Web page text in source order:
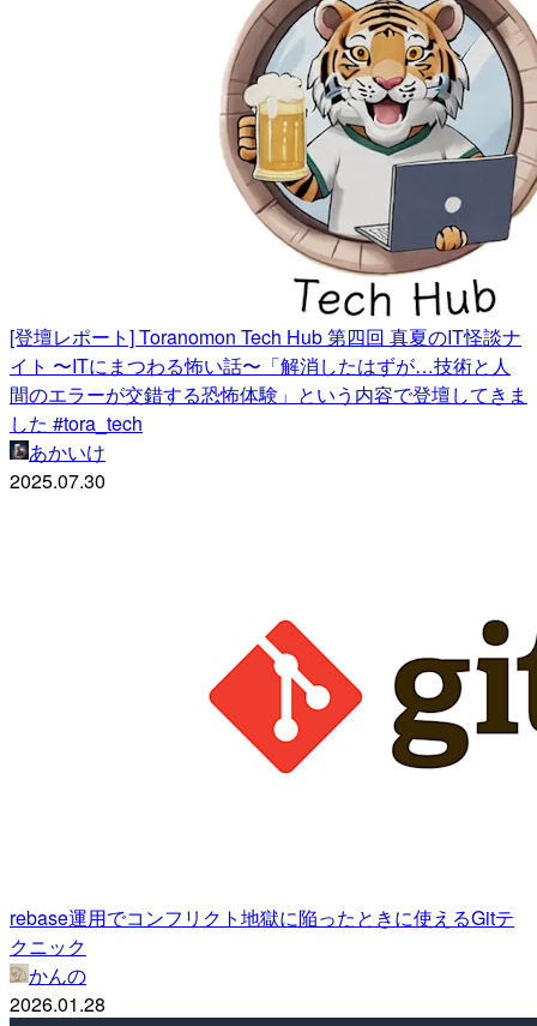
[登壇レポート] Toranomon Tech Hub 第四回 真夏のIT怪談ナ
イト 〜ITにまつわる怖い話〜「解消したはずが…技術と人
間のエラーが交錯する恐怖体験」という内容で登壇してきま
した #tora_tech
あかいけ
2025.07.30
rebase運用でコンフリクト地獄に陥ったときに使えるGitテ
クニック
かんの
2026.01.28